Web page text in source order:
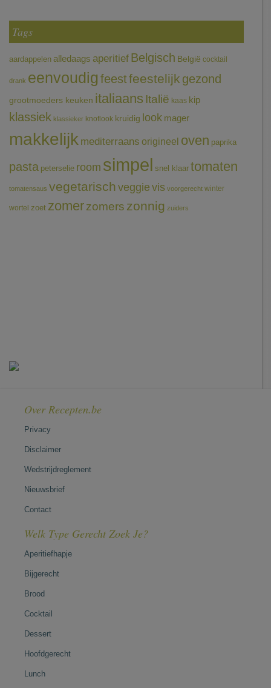
Tags
aardappelen alledaags aperitief Belgisch België cocktail
drank eenvoudigfeestfeestelijk gezond
grootmoeders keuken italiaans Italië kaas kip
klassiek klassieker knoflook kruidig look mager
makkelijk mediterraans origineel oven paprika
pasta peterselie room simpel snel klaar tomaten
tomatensaus vegetarischveggie vis voorgerecht winter
wortel zoet zomerzomers zonnig zuiders
Over Recepten.be
Privacy
Disclaimer
Wedstrijdreglement
Nieuwsbrief
Contact
Welk Type Gerecht Zoek Je?
Aperitiefhapje
Bijgerecht
Brood
Cocktail
Dessert
Hoofdgerecht
Lunch